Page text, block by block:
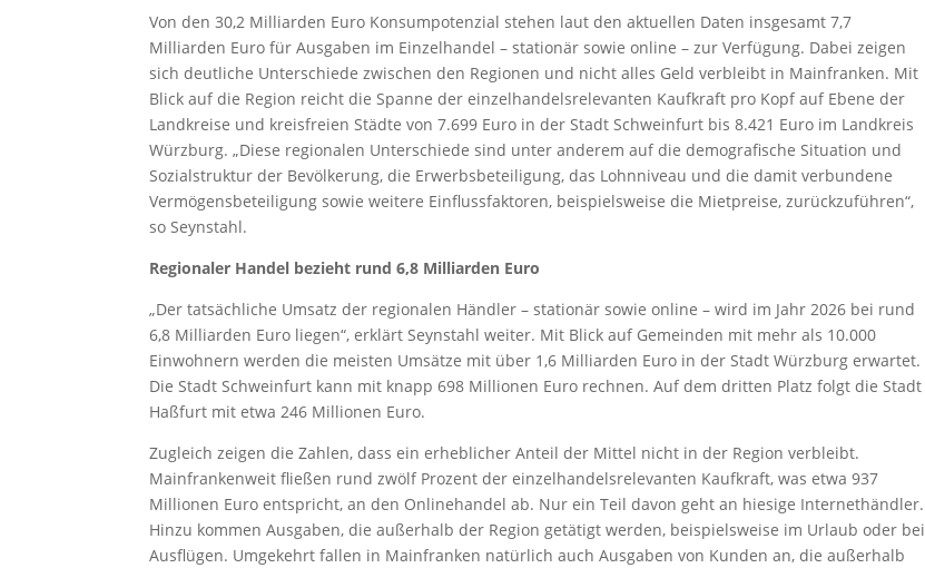
Von den 30,2 Milliarden Euro Konsumpotenzial stehen laut den aktuellen Daten insgesamt 7,7
Milliarden Euro für Ausgaben im Einzelhandel – stationär sowie online – zur Verfügung. Dabei zeigen
sich deutliche Unterschiede zwischen den Regionen und nicht alles Geld verbleibt in Mainfranken. Mit
Blick auf die Region reicht die Spanne der einzelhandelsrelevanten Kaufkraft pro Kopf auf Ebene der
Landkreise und kreisfreien Städte von 7.699 Euro in der Stadt Schweinfurt bis 8.421 Euro im Landkreis
Würzburg. „Diese regionalen Unterschiede sind unter anderem auf die demografische Situation und
Sozialstruktur der Bevölkerung, die Erwerbsbeteiligung, das Lohnniveau und die damit verbundene
Vermögensbeteiligung sowie weitere Einflussfaktoren, beispielsweise die Mietpreise, zurückzuführen“,
so Seynstahl.
Regionaler Handel bezieht rund 6,8 Milliarden Euro
„Der tatsächliche Umsatz der regionalen Händler – stationär sowie online – wird im Jahr 2026 bei rund
6,8 Milliarden Euro liegen“, erklärt Seynstahl weiter. Mit Blick auf Gemeinden mit mehr als 10.000
Einwohnern werden die meisten Umsätze mit über 1,6 Milliarden Euro in der Stadt Würzburg erwartet.
Die Stadt Schweinfurt kann mit knapp 698 Millionen Euro rechnen. Auf dem dritten Platz folgt die Stadt
Haßfurt mit etwa 246 Millionen Euro.
Zugleich zeigen die Zahlen, dass ein erheblicher Anteil der Mittel nicht in der Region verbleibt.
Mainfrankenweit fließen rund zwölf Prozent der einzelhandelsrelevanten Kaufkraft, was etwa 937
Millionen Euro entspricht, an den Onlinehandel ab. Nur ein Teil davon geht an hiesige Internethändler.
Hinzu kommen Ausgaben, die außerhalb der Region getätigt werden, beispielsweise im Urlaub oder bei
Ausflügen. Umgekehrt fallen in Mainfranken natürlich auch Ausgaben von Kunden an, die außerhalb